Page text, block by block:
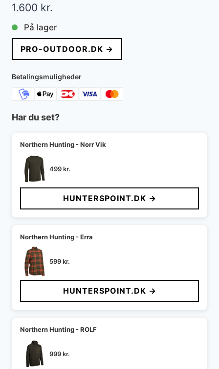
1.600 kr.
På lager
PRO-OUTDOOR.DK →
Betalingsmuligheder
Har du set?
Northern Hunting - Norr Vik
499kr.
HUNTERSPOINT.DK →
Northern Hunting - Erra
599kr.
HUNTERSPOINT.DK →
Northern Hunting - ROLF
999kr.